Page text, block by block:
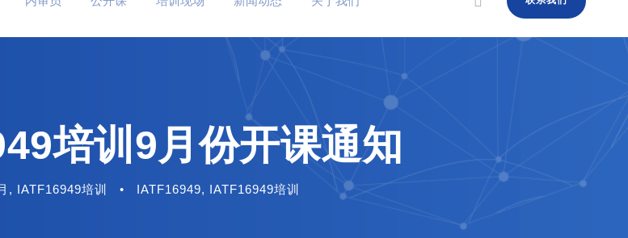
培训9月份开课通知
, IATF16949培训 • IATF16949, IATF16949培训